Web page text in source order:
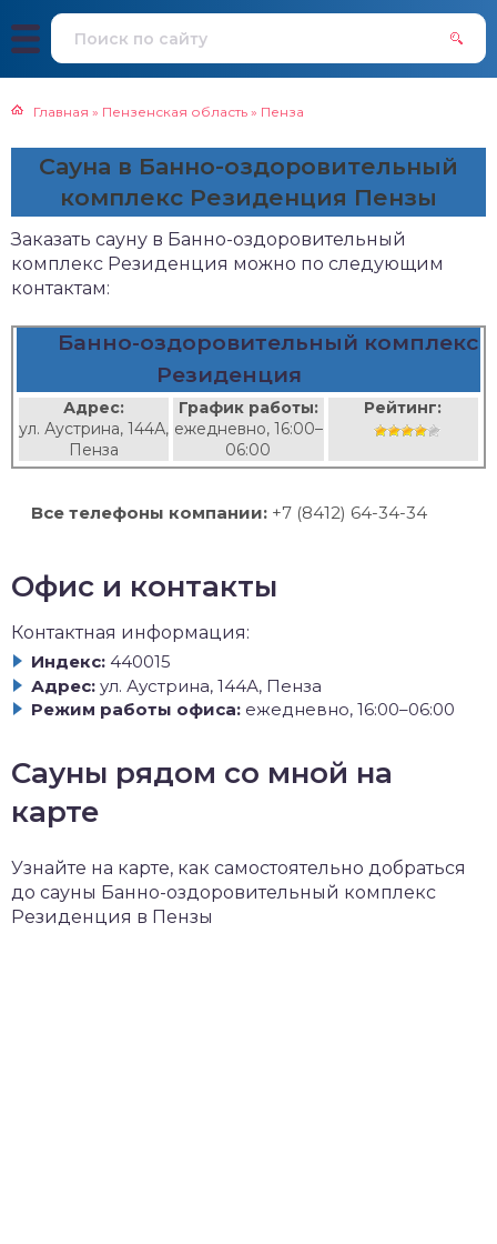
Главная » Пензенская область » Пенза
Сауна в Банно-оздоровительный
комплекс Резиденция Пензы
Заказать сауну в Банно-оздоровительный
комплекс Резиденция можно по следующим
контактам:
Банно-оздоровительный комплекс
Резиденция
Адрес:
ул. Аустрина, 144А,
Пенза
График работы:
ежедневно, 16:00–
06:00
Рейтинг:
Все телефоны компании: +7 (8412) 64-34-34
Офис и контакты
Контактная информация:
Индекс: 440015
Адрес: ул. Аустрина, 144А, Пенза
Режим работы офиса: ежедневно, 16:00–06:00
Сауны рядом со мной на
карте
Узнайте на карте, как самостоятельно добраться
до сауны Банно-оздоровительный комплекс
Резиденция в Пензы